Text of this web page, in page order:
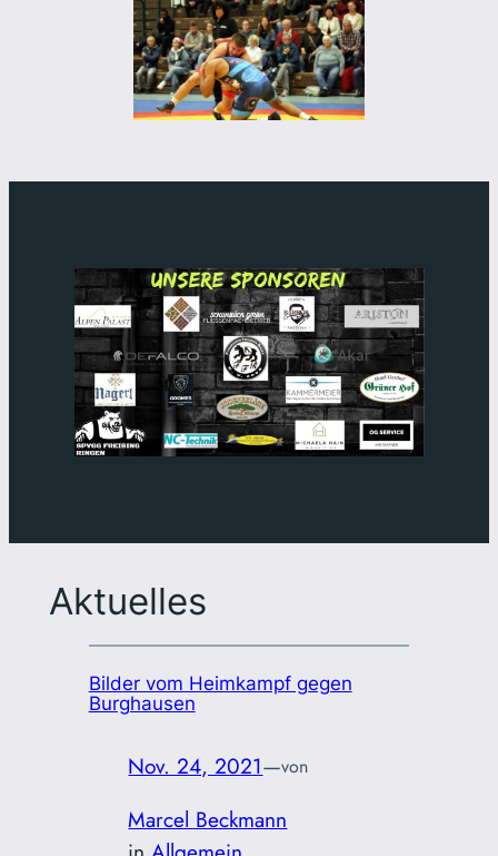
Aktuelles
Bilder vom Heimkampf gegen
Burghausen
Nov. 24, 2021—von
Marcel Beckmann